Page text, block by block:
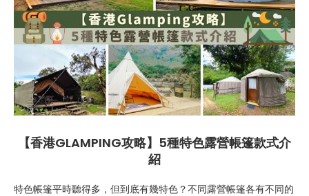
【香港GLAMPING攻略】5種特色露營帳篷款式介
紹
特色帳篷平時聽得多，但到底有幾特色？不同露營帳篷各有不同的